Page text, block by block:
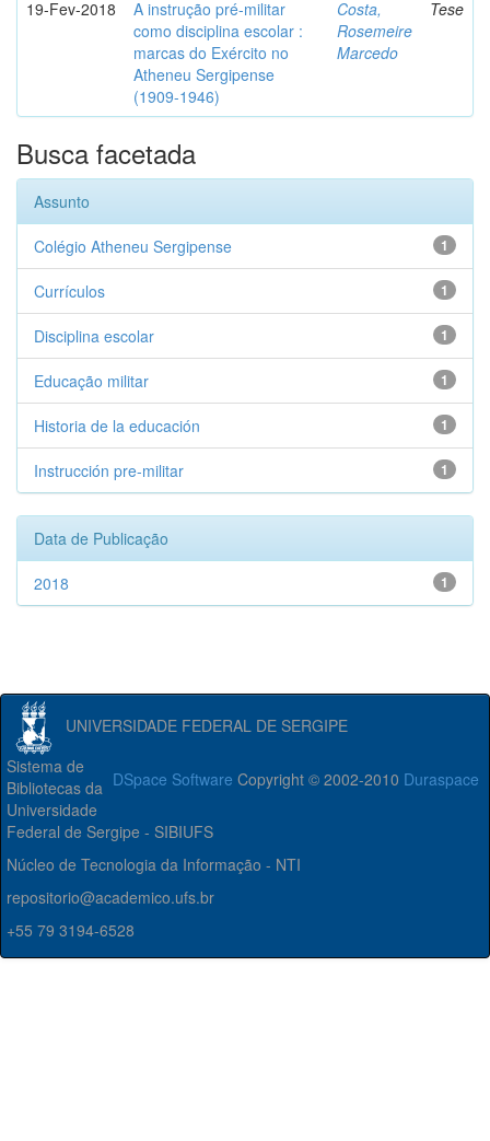
19-Fev-2018
A instrução pré-militar
como disciplina escolar :
marcas do Exército no
Atheneu Sergipense
(1909-1946)
Costa,
Rosemeire
Marcedo
Tese
Busca facetada
Assunto
1
Colégio Atheneu Sergipense
1
Currículos
1
Disciplina escolar
1
Educação militar
1
Historia de la educación
1
Instrucción pre-militar
Data de Publicação
1
2018
UNIVERSIDADE FEDERAL DE SERGIPE
DSpace Software Copyright © 2002-2010 Duraspace
Sistema de
Bibliotecas da
Universidade
Federal de Sergipe - SIBIUFS
Núcleo de Tecnologia da Informação - NTI
repositorio@academico.ufs.br
+55 79 3194-6528